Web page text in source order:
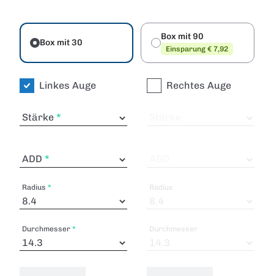
Box mit 30
Box mit 90
Einsparung € 7,92
Linkes Auge
Stärke
ADD
Radius
Durchmesser
Rechtes Auge
Radius
Durchmesser